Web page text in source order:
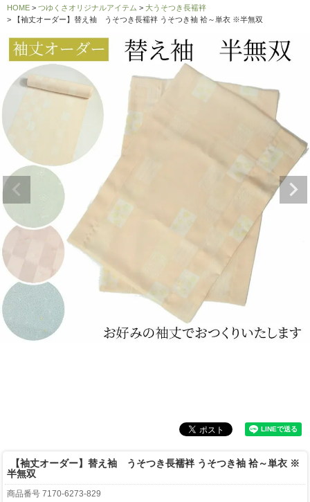
HOME つゆくさオリジナルアイテム
大うそつき長襦袢
【袖丈オーダー】替え袖 うそつき長襦袢 うそつき袖 袷～単衣 ※半無双
【袖丈オーダー】替え袖 うそつき長襦袢 うそつき袖 袷～単衣 ※
半無双
商品番号 7170-6273-829